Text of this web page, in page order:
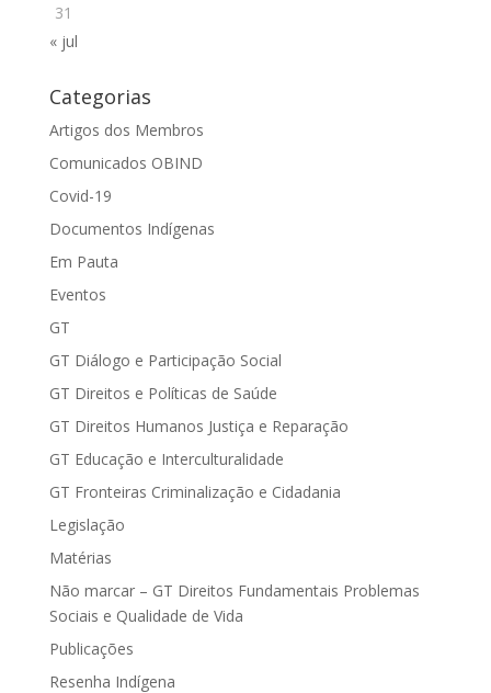
31
« jul
Categorias
Artigos dos Membros
Comunicados OBIND
Covid-19
Documentos Indígenas
Em Pauta
Eventos
GT
GT Diálogo e Participação Social
GT Direitos e Políticas de Saúde
GT Direitos Humanos Justiça e Reparação
GT Educação e Interculturalidade
GT Fronteiras Criminalização e Cidadania
Legislação
Matérias
Não marcar – GT Direitos Fundamentais Problemas
Sociais e Qualidade de Vida
Publicações
Resenha Indígena